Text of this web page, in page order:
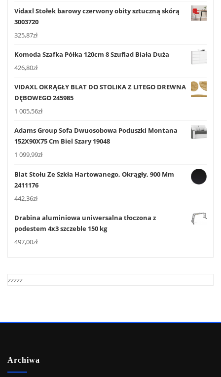
Vidaxl Stołek barowy czerwony obity sztuczną skórą
3003720
325,87zł
Komoda Szafka Półka 120cm 8 Szuflad Biała Duża
426,80zł
VIDAXL OKRĄGŁY BLAT DO STOLIKA Z LITEGO DREWNA
DĘBOWEGO 245985
1 005,56zł
Adams Group Sofa Dwuosobowa Poduszki Montana
152X90X75 Cm Biel Szary 19048
1 099,99zł
Blat Stołu Ze Szkła Hartowanego, Okrągły, 900 Mm
2411176
442,36zł
Drabina aluminiowa uniwersalna tłoczona z
podestem 4x3 szczeble 150 kg
497,00zł
zzzzz
Archiwa